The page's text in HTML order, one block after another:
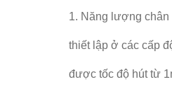
1. Năng lượng
thiết lập ở các cấp
được tốc độ hút từ